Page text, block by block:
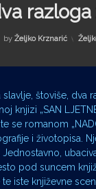
by Željko Krznarić
štoviše,
knjizi „SAN
se romanom
i životopisa.
pod suncem
iste književne